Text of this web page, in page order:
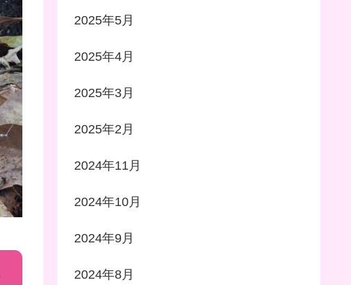
2025年5月
2025年4月
2025年3月
2025年2月
2024年11月
2024年10月
2024年9月
2024年8月